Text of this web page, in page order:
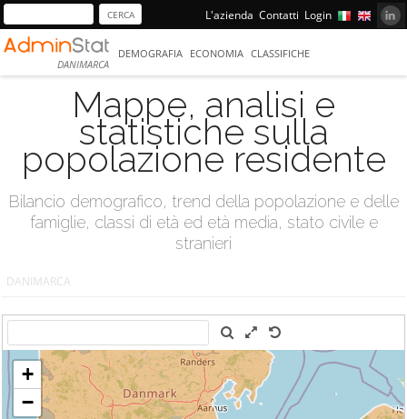
L'azienda Contatti Login
DANIMARCA
DEMOGRAFIA ECONOMIA CLASSIFICHE
Mappe, analisi e
statistiche sulla
popolazione residente
Bilancio demografico, trend della popolazione e delle
famiglie, classi di età ed età media, stato civile e
stranieri
DANIMARCA